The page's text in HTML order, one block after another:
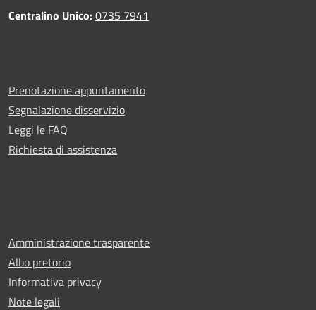
Centralino Unico:0735 7941
Prenotazione appuntamento
Segnalazione disservizio
Leggi le FAQ
Richiesta di assistenza
Amministrazione trasparente
Albo pretorio
Informativa privacy
Note legali